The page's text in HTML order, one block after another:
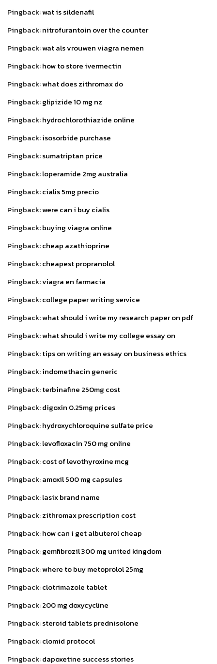
Pingback:wat is sildenafil
Pingback:nitrofurantoin over the counter
Pingback:wat als vrouwen viagra nemen
Pingback:how to store ivermectin
Pingback:what does zithromax do
Pingback:glipizide 10 mg nz
Pingback:hydrochlorothiazide online
Pingback:isosorbide purchase
Pingback:sumatriptan price
Pingback:loperamide 2mg australia
Pingback:cialis 5mg precio
Pingback:were can i buy cialis
Pingback:buying viagra online
Pingback:cheap azathioprine
Pingback:cheapest propranolol
Pingback:viagra en farmacia
Pingback:college paper writing service
Pingback:what should i write my research paper on pdf
Pingback:what should i write my college essay on
Pingback:tips on writing an essay on business ethics
Pingback:indomethacin generic
Pingback:terbinafine 250mg cost
Pingback:digoxin 0.25mg prices
Pingback:hydroxychloroquine sulfate price
Pingback:levofloxacin 750 mg online
Pingback:cost of levothyroxine mcg
Pingback:amoxil 500 mg capsules
Pingback:lasix brand name
Pingback:zithromax prescription cost
Pingback:how can i get albuterol cheap
Pingback:gemfibrozil 300 mg united kingdom
Pingback:where to buy metoprolol 25mg
Pingback:clotrimazole tablet
Pingback:200 mg doxycycline
Pingback:steroid tablets prednisolone
Pingback:clomid protocol
Pingback:dapoxetine success stories